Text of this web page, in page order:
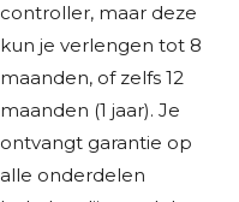
controller, maar deze
kun je verlengen tot 8
maanden, of zelfs 12
maanden (1 jaar). Je
ontvangt garantie op
alle onderdelen